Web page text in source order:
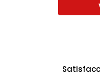
su terminación
acolchados puede
la altura. Todos sus
transpirabilidad y